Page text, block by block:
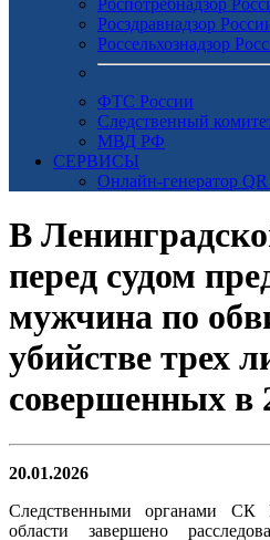
Роспотребнадзор
Росздравнадзор
Россельхознадзор
ФТС России
Следственный
МВД РФ
СЕРВИСЫ
Онлайн-генератор QR
В
перед судом
мужчина по
убийстве трех
совершенных в
20.01.2026
Следственными органами СК
области завершено